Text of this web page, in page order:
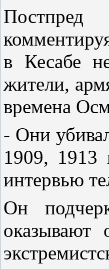
в Кесабе
жители,
времена
- Они
1909, 1913
интервью
Он
оказывают